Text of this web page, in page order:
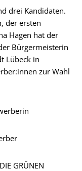
drei Kandidaten.
der ersten
Hagen hat der
Bürgermeisterin
Lübeck in
zur Wahl
GRÜNEN